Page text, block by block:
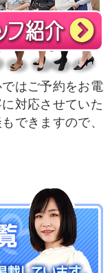
はご予約をお電
対応させていた
できますので、